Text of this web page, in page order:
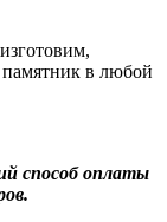
в любой
способ оплаты